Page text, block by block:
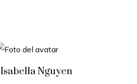
Nguyen